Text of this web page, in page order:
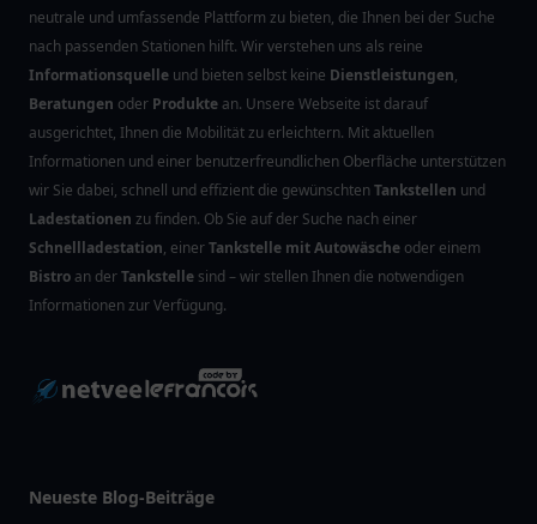
neutrale und umfassende Plattform zu bieten, die Ihnen bei der Suche
nach passenden Stationen hilft. Wir verstehen uns als reine
Informationsquelle und bieten selbst keine Dienstleistungen,
Beratungen oder Produkte an. Unsere Webseite ist darauf
ausgerichtet, Ihnen die Mobilität zu erleichtern. Mit aktuellen
Informationen und einer benutzerfreundlichen Oberfläche unterstützen
wir Sie dabei, schnell und effizient die gewünschtenTankstellen und
Ladestationen zu finden. Ob Sie auf der Suche nach einer
Schnellladestation, einerTankstelle mit Autowäsche oder einem
Bistro an derTankstelle sind – wir stellen Ihnen die notwendigen
Informationen zur Verfügung.
Neueste Blog-Beiträge